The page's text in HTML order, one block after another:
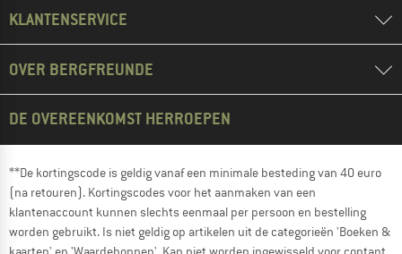
KLANTENSERVICE
OVER BERGFREUNDE
DE OVEREENKOMST HERROEPEN
**De kortingscode is geldig vanaf een minimale besteding van 40 euro
(na retouren). Kortingscodes voor het aanmaken van een
klantenaccount kunnen slechts eenmaal per persoon en bestelling
worden gebruikt. Is niet geldig op artikelen uit de categorieën 'Boeken &